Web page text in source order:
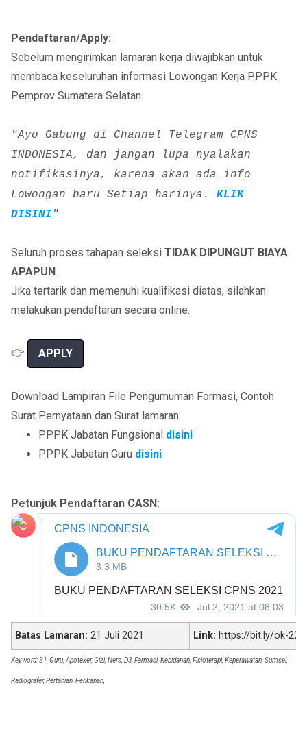
Pendaftaran/Apply:
Sebelum mengirimkan lamaran kerja diwajibkan untuk
membaca keseluruhan informasi Lowongan Kerja PPPK
Pemprov Sumatera Selatan.
"Ayo Gabung di Channel Telegram CPNS
INDONESIA, dan jangan lupa nyalakan
notifikasinya, karena akan ada info
Lowongan baru Setiap harinya. KLIK
DISINI"
Seluruh proses tahapan seleksi TIDAK DIPUNGUT BIAYA
APAPUN.
Jika tertarik dan memenuhi kualifikasi diatas, silahkan
melakukan pendaftaran secara online.
👉 APPLY
Download Lampiran File Pengumuman Formasi, Contoh
Surat Pernyataan dan Surat lamaran:
PPPK Jabatan Fungsional disini
PPPK Jabatan Guru disini
Petunjuk Pendaftaran CASN:
Batas Lamaran: 21 Juli 2021 Link: https://bit.ly/ok-
Keyword:S1, Guru, Apoteker, Gizi, Ners, D3, Farmasi, Kebidanan, Fisioterapi, Keperawatan, Sumsel,
Radiografer, Pertanian, Perikanan,